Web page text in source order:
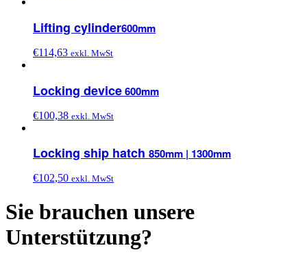
Lifting cylinder600mm
€114,63 exkl. MwSt
Locking device600mm
€100,38 exkl. MwSt
Locking ship hatch 850mm | 1300mm
€102,50 exkl. MwSt
Sie brauchen unsere
Unterstützung?